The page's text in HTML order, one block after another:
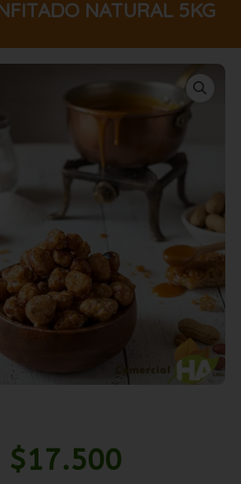
NATURAL 5KG
$17.500